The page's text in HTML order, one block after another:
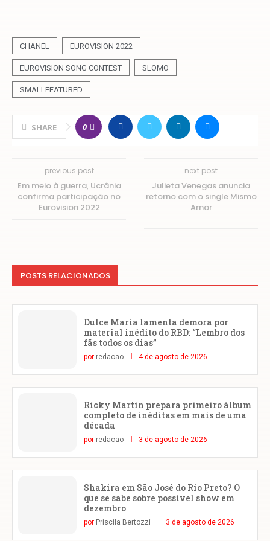
CHANEL EUROVISION 2022
EUROVISION SONG CONTEST SLOMO
SMALLFEATURED
SHARE 0
previous post
Em meio à guerra, Ucrânia
confirma participação no
Eurovision 2022
next post
Julieta Venegas anuncia
retorno com o single Mismo
Amor
POSTS RELACIONADOS
Dulce María lamenta demora por
material inédito do RBD: “Lembro dos
fãs todos os dias”
por redacao 4 de agosto de 2026
Ricky Martin prepara primeiro álbum
completo de inéditas em mais de uma
década
por redacao 3 de agosto de 2026
Shakira em São José do Rio Preto? O
que se sabe sobre possível show em
dezembro
por Priscila Bertozzi 3 de agosto de 2026